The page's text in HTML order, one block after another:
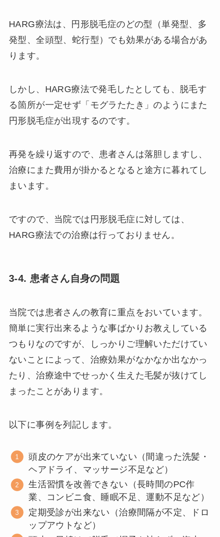
HARG療法は、円形脱毛症のどの型（単発型、多
発型、全頭型、蛇行型）でも効果がある場合があ
ります。
しかし、HARG療法で発毛したとしても、脱毛す
る箇所が一定せず「モグラたたき」のようにまた
円形脱毛症が出現するのです。
再発を繰り返すので、患者さんは落胆しますし、
治療にまた費用が掛かるとなると途方に暮れてし
まいます。
ですので、当院では円形脱毛症に対しては、
HARG療法での治療は行っておりません。
3-4. 患者さん自身の問題
当院では患者さんの教育に重点をおいています。
簡単に実行出来るような事ばかりお教えしている
つもりなのですが、しっかりご理解いただけてい
ないことによって、治療効果がなかなか出なかっ
たり、治療途中でせっかく生えた毛髪が抜けてし
まったことがあります。
以下に事例を列記します。
頭皮のケアが出来ていない（間違った洗髪・
ヘアドライ、マッサージ不足など）
生活習慣を改善できない（長時間のPC作
業、コンビニ食、睡眠不足、運動不足など）
定期受診が出来ない（治療間隔が不定、ドロ
ップアウトなど）